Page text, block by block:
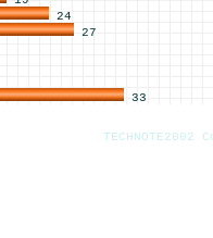
24
27
33